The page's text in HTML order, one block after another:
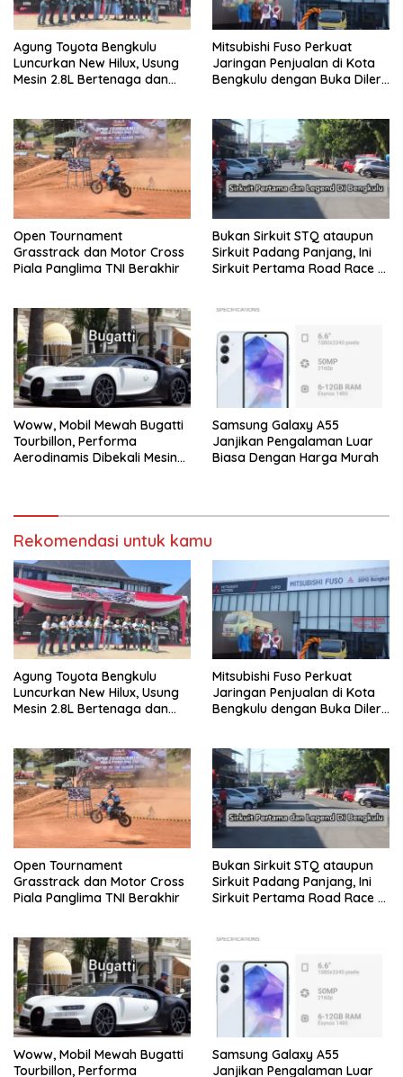
Agung Toyota Bengkulu
Luncurkan New Hilux, Usung
Mesin 2.8L Bertenaga dan
Mitsubishi Fuso Perkuat
Jaringan Penjualan di Kota
Bengkulu dengan Buka Diler
Open Tournament
Grasstrack dan Motor Cross
Piala Panglima TNI Berakhir
Bukan Sirkuit STQ ataupun
Sirkuit Padang Panjang, Ini
Sirkuit Pertama Road Race di
Woww, Mobil Mewah Bugatti
Tourbillon, Performa
Aerodinamis Dibekali Mesin
Samsung Galaxy A55
Janjikan Pengalaman Luar
Biasa Dengan Harga Murah
Rekomendasi untuk kamu
Agung Toyota Bengkulu
Luncurkan New Hilux, Usung
Mesin 2.8L Bertenaga dan
Mitsubishi Fuso Perkuat
Jaringan Penjualan di Kota
Bengkulu dengan Buka Diler
Open Tournament
Grasstrack dan Motor Cross
Piala Panglima TNI Berakhir
Bukan Sirkuit STQ ataupun
Sirkuit Padang Panjang, Ini
Sirkuit Pertama Road Race di
Woww, Mobil Mewah Bugatti
Tourbillon, Performa
Samsung Galaxy A55
Janjikan Pengalaman Luar